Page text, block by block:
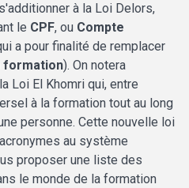
à la Loi Delors,
le CPF, ou Compte
a pour finalité de remplacer
formation). On notera
Loi El Khomri qui, entre
à la formation tout au long
personne. Cette nouvelle loi
au système
proposer une liste des
le monde de la formation